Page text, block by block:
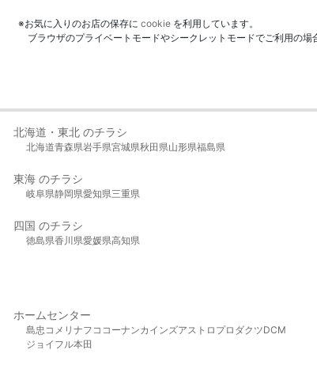
※お気に入りのお店の保存に cookie を利用しています。
ブラウザのプライベートモードやシークレットモードでご利用の
北海道・東北 のチラシ
北海道青森県岩手県宮城県秋田県山形県福島県
東海 のチラシ
岐阜県静岡県愛知県三重県
四国 のチラシ
徳島県香川県愛媛県高知県
ホームセンター
島忠 コメリ ナフコ コーナンカインズアストロプロダクツDCM
ジョイフル本田